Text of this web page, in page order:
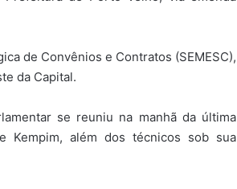
de Convênios e Contratos (SEMESC),
da Capital.
se reuniu na manhã da última
Kempim, além dos técnicos sob sua